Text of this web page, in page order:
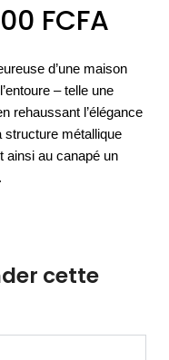
FCFA
d’une maison
– telle une
rehaussant l’élégance
structure métallique
ainsi au canapé un
cette